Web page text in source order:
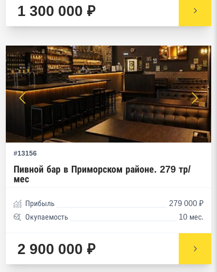
1 300 000 ₽
#13156
Пивной бар в Приморском районе. 279 тр/
мес
Прибыль
279 000 ₽
Окупаемость
10 мес.
2 900 000 ₽